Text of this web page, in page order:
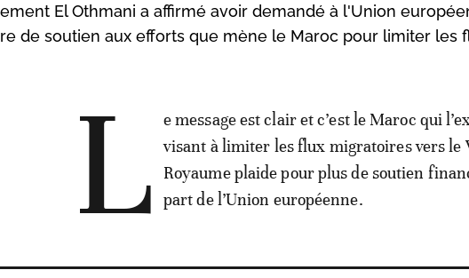
El Othmani a affirmé avoir demandé à l'Union
de soutien aux efforts que mène le Maroc pour limiter les
L
e message est clair et c’est le Maroc qui
visant à limiter les flux migratoires vers le
Royaume plaide pour plus de soutien
part de l’Union européenne.